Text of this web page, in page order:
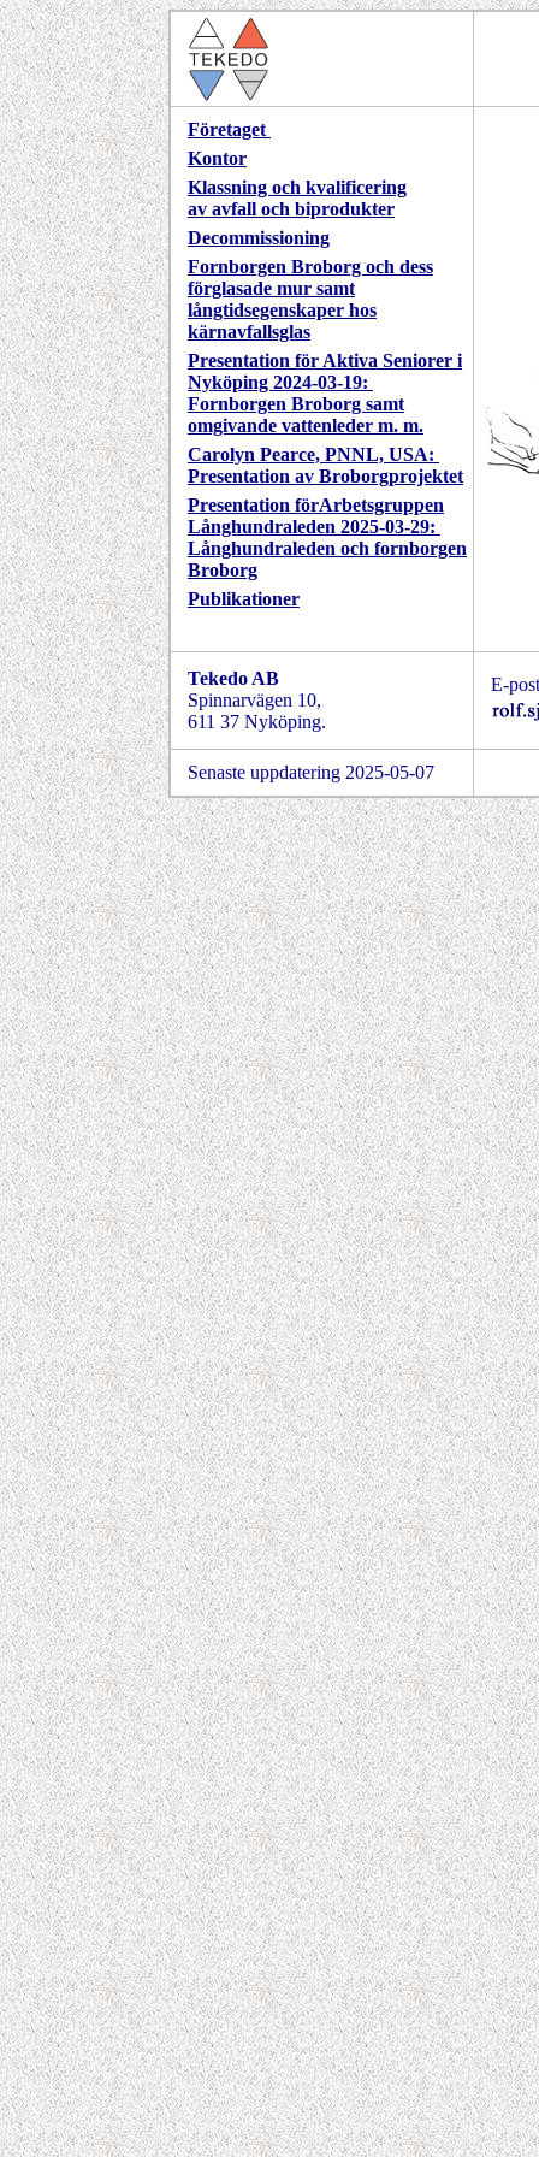
Företaget
Kontor
Klassning och kvalificering
av avfall och biprodukter
Decommissioning
Fornborgen Broborg och dess
förglasade mur samt
långtidsegenskaper hos
kärnavfallsglas
Presentation för Aktiva Seniorer i
Nyköping 2024-03-19:
Fornborgen Broborg samt
omgivande vattenleder m. m.
Carolyn Pearce, PNNL, USA:
Presentation av Broborgprojektet
Presentation förArbetsgruppen
Långhundraleden 2025-03-29:
Långhundraleden och fornborgen
Broborg
Publikationer
Tekedo AB
Spinnarvägen 10,
611 37 Nyköping.
E-
Senaste uppdatering 2025-05-07